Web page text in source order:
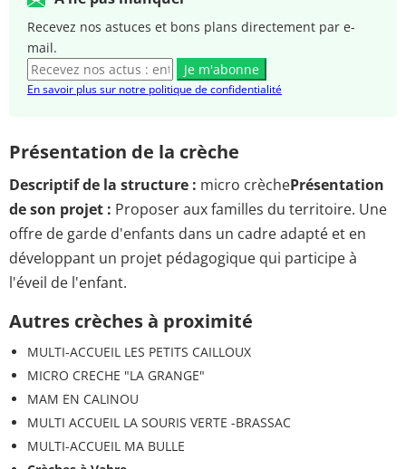
Recevez nos astuces et bons plans directement par e-
mail.
Je m'abonne
En savoir plus sur notre politique de confidentialité
Présentation de la crèche
Descriptif de la structure : micro crèchePrésentation
de son projet : Proposer aux familles du territoire. Une
offre de garde d'enfants dans un cadre adapté et en
développant un projet pédagogique qui participe à
l'éveil de l'enfant.
Autres crèches à proximité
MULTI-ACCUEIL LES PETITS CAILLOUX
MICRO CRECHE "LA GRANGE"
MAM EN CALINOU
MULTI ACCUEIL LA SOURIS VERTE -BRASSAC
MULTI-ACCUEIL MA BULLE